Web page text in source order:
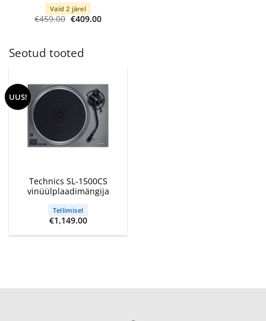
Vaid 2 järel
€459.00 Algne
€409.00Current
Seotud tooted
UUS!
Technics SL-1500CS
vinüülplaadimängija
Tellimisel
€1,149.00